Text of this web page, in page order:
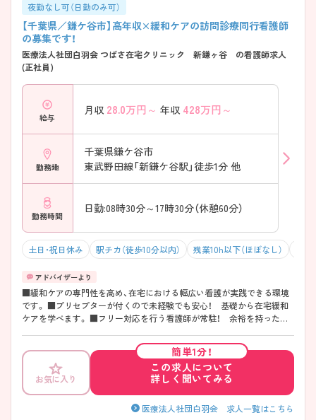
夜勤なし可（日勤のみ可）
【千葉県／鎌ケ谷市】高年収×緩和ケアの訪問診療同行看護師
の募集です！
医療法人社団白羽会 つばさ在宅クリニック 新鎌ヶ谷 の看護師求人
(正社員)
給与
月収 28.0万円～ 年収 428万円～
勤務地
千葉県鎌ケ谷市
東武野田線「新鎌ケ谷駅」徒歩1分 他
勤務時間
日勤:08時30分～17時30分（休憩60分）
土日・祝日休み 駅チカ（徒歩10分以内） 残業10h以下（ほぼなし）
■緩和ケアの専門性を高め、在宅における幅広い看護が実践できる環境
です。 ■プリセプターが付くので未経験でも安心！ 基礎から在宅緩和
ケアを学べます。 ■フリー対応を行う看護師が常駐！ 余裕を持った人
えしますので、ぜひマイナビ看護師にお問い合わせくださいませ！
お気に入り
簡単1分！
この求人について
詳しく聞いてみる
医療法人社団白羽会 求人一覧はこちら